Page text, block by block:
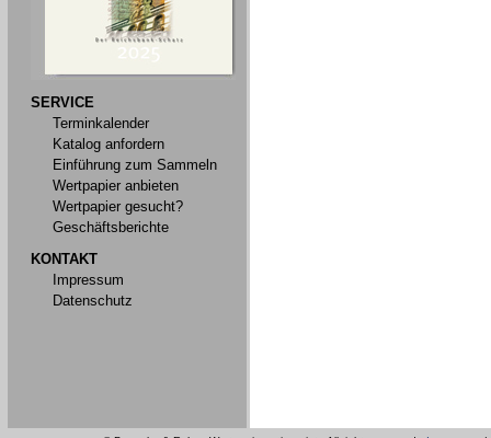
SERVICE
Terminkalender
Katalog anfordern
Einführung zum Sammeln
Wertpapier anbieten
Wertpapier gesucht?
Geschäftsberichte
KONTAKT
Impressum
Datenschutz